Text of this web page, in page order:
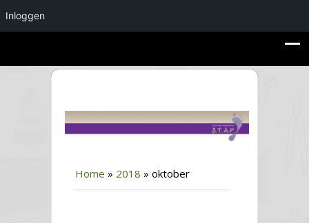
Home » 2018 » oktober
Inloggen